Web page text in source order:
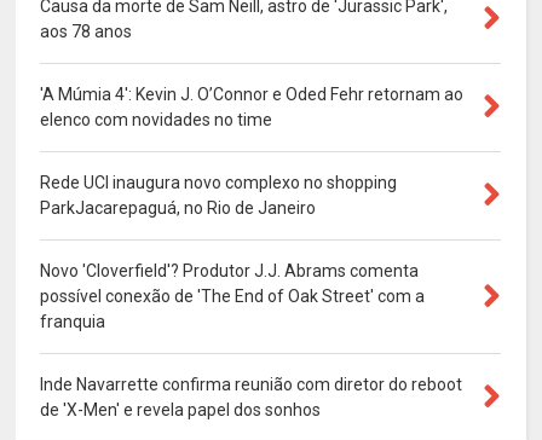
Causa da morte de Sam Neill, astro de 'Jurassic Park',
aos 78 anos
'A Múmia 4': Kevin J. O’Connor e Oded Fehr retornam ao
elenco com novidades no time
Rede UCI inaugura novo complexo no shopping
ParkJacarepaguá, no Rio de Janeiro
Novo 'Cloverfield'? Produtor J.J. Abrams comenta
possível conexão de 'The End of Oak Street' com a
franquia
Inde Navarrette confirma reunião com diretor do reboot
de 'X-Men' e revela papel dos sonhos